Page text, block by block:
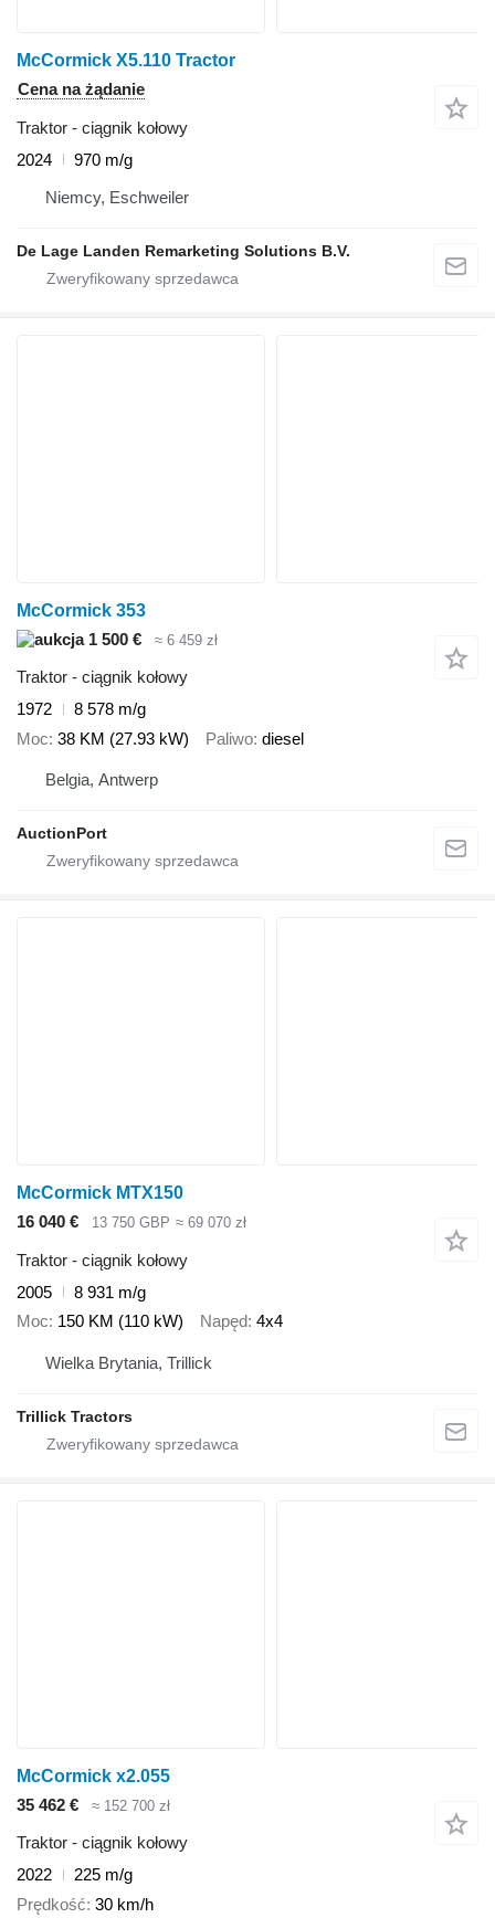
McCormick X5.110 Tractor
Cena na żądanie
Traktor - ciągnik kołowy
2024
970 m/g
Niemcy, Eschweiler
De Lage Landen Remarketing Solutions B.V.
McCormick 353
1 500 €
≈ 6 459 zł
Traktor - ciągnik kołowy
1972
8 578 m/g
Moc 38 KM (27.93 kW) Paliwo diesel
Belgia, Antwerp
AuctionPort
McCormick MTX150
16 040 €
13 750 GBP ≈ 69 070 zł
Traktor - ciągnik kołowy
2005
8 931 m/g
Moc 150 KM (110 kW) Napęd 4x4
Wielka Brytania, Trillick
Trillick Tractors
McCormick x2.055
35 462 €
≈ 152 700 zł
Traktor - ciągnik kołowy
2022
225 m/g
Prędkość 30 km/h